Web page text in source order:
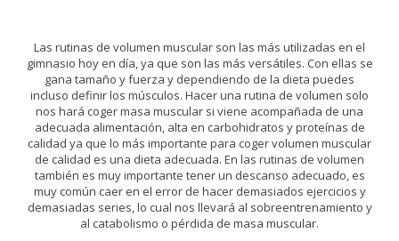
Las rutinas de volumen muscular son las más utilizadas en el
gimnasio hoy en día, ya que son las más versátiles. Con ellas se
gana tamaño y fuerza y dependiendo de la dieta puedes
incluso definir los músculos. Hacer una rutina de volumen solo
nos hará coger masa muscular si viene acompañada de una
adecuada alimentación, alta en carbohidratos y proteínas de
calidad ya que lo más importante para coger volumen muscular
de calidad es una dieta adecuada. En las rutinas de volumen
también es muy importante tener un descanso adecuado, es
muy común caer en el error de hacer demasiados ejercicios y
demasiadas series, lo cual nos llevará al sobreentrenamiento y
al catabolismo o pérdida de masa muscular.